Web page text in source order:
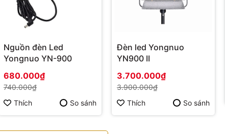
Nguồn đèn Led
Yongnuo YN-900
680.000₫
740.000₫
Thích
So sánh
Đèn led Yongnuo
YN900 II
3.700.000₫
3.900.000₫
Thích
So sánh